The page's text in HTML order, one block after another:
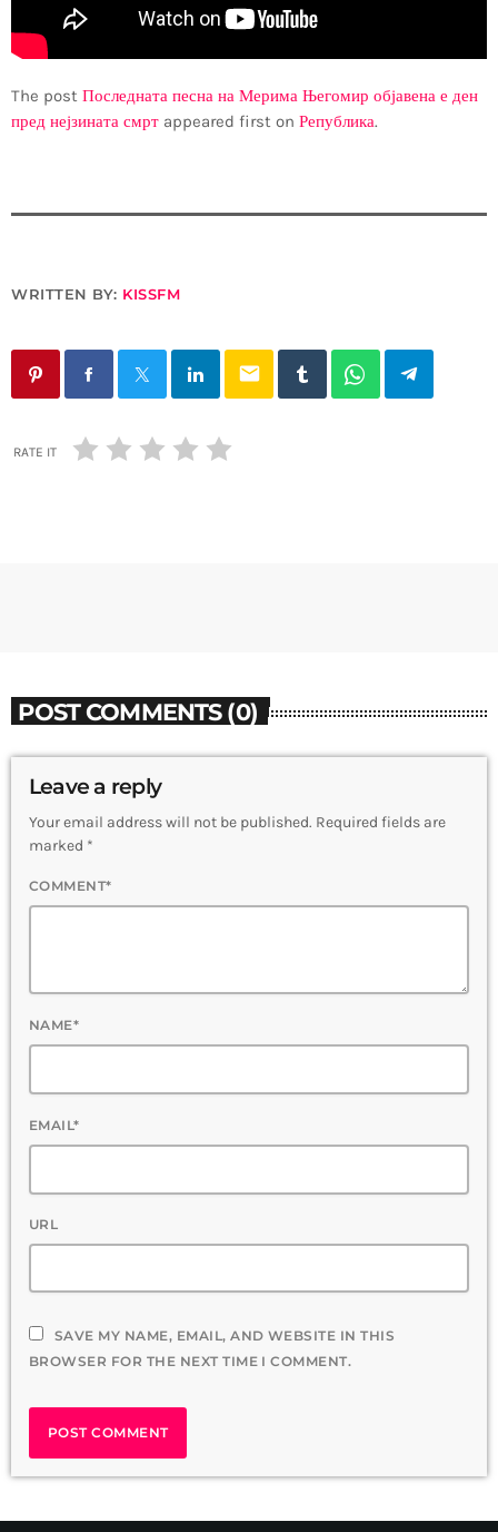
The post Последната песна на Мерима Његомир објавена е ден
пред нејзината смрт appeared first on Република.
WRITTEN BY: KISSFM
email
RATE IT
POST COMMENTS (0)
Leave a reply
Your email address will not be published. Required fields are
marked *
COMMENT*
NAME*
EMAIL*
URL
SAVE MY NAME, EMAIL, AND WEBSITE IN THIS
BROWSER FOR THE NEXT TIME I COMMENT.